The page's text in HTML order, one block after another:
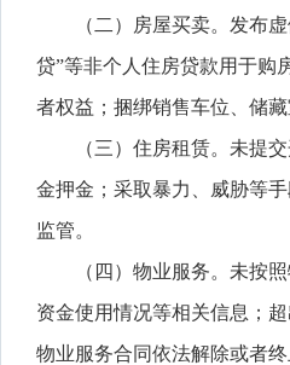
（二）房屋买卖。发布
贷”等非个人住房贷款用于购
者权益；捆绑销售车位、储
（三）住房租赁。未提
金押金；采取暴力、威胁等
监管。
（四）物业服务。未按
资金使用情况等相关信息；
物业服务合同依法解除或者